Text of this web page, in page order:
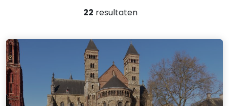
22 resultaten